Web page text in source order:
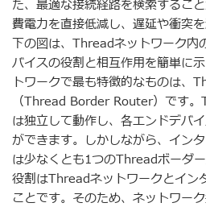
た、最適な接続経路を検索するこ
費電力を直接低減し、遅延や衝突
下の図は、Threadネットワーク内
バイスの役割と相互作用を簡単に
トワークで最も特徴的なものは、
（Thread Border Router）です
は独立して動作し、各エンドデバ
ができます。しかしながら、イン
は少なくとも1つのThreadボーダ
役割はThreadネットワークとイン
ことです。そのため、ネットワー